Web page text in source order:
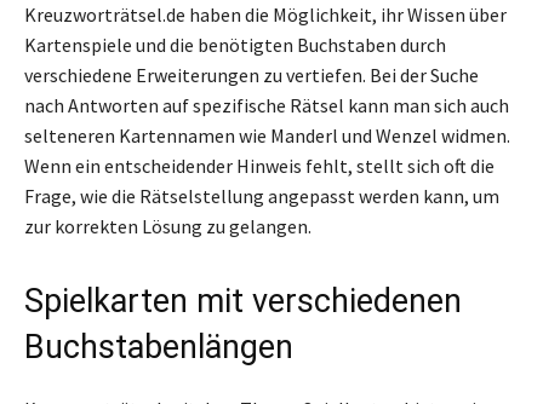
Kreuzworträtsel.de haben die Möglichkeit, ihr Wissen über
Kartenspiele und die benötigten Buchstaben durch
verschiedene Erweiterungen zu vertiefen. Bei der Suche
nach Antworten auf spezifische Rätsel kann man sich auch
selteneren Kartennamen wie Manderl und Wenzel widmen.
Wenn ein entscheidender Hinweis fehlt, stellt sich oft die
Frage, wie die Rätselstellung angepasst werden kann, um
zur korrekten Lösung zu gelangen.
Spielkarten mit verschiedenen
Buchstabenlängen